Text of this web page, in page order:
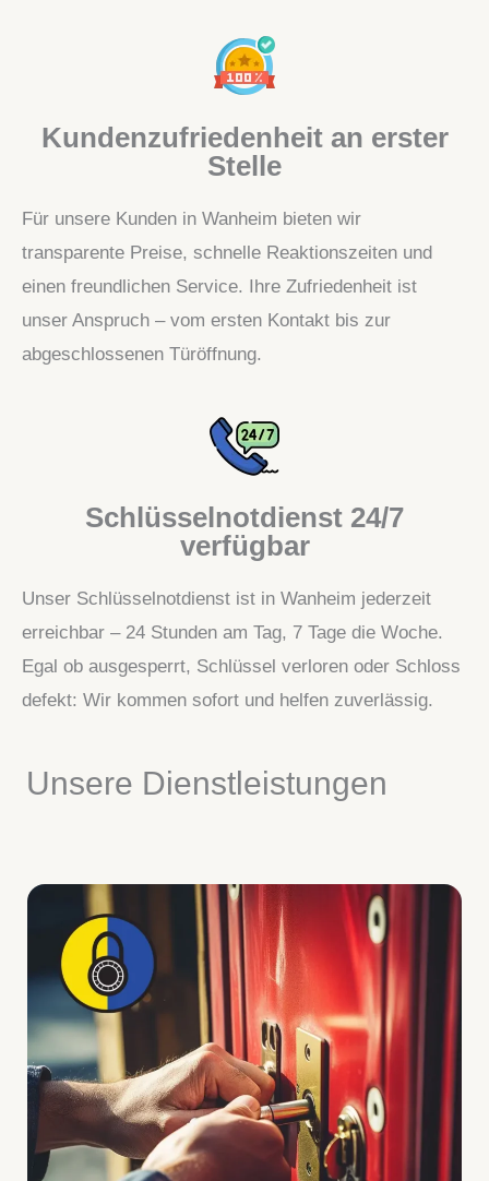
Kundenzufriedenheit an erster
Stelle
Für unsere Kunden in Wanheim bieten wir
transparente Preise, schnelle Reaktionszeiten und
einen freundlichen Service. Ihre Zufriedenheit ist
unser Anspruch – vom ersten Kontakt bis zur
abgeschlossenen Türöffnung.
Schlüsselnotdienst 24/7
verfügbar
Unser Schlüsselnotdienst ist in Wanheim jederzeit
erreichbar – 24 Stunden am Tag, 7 Tage die Woche.
Egal ob ausgesperrt, Schlüssel verloren oder Schloss
defekt: Wir kommen sofort und helfen zuverlässig.
Unsere Dienstleistungen